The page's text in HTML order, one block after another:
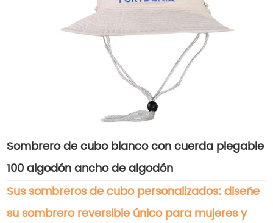
Sombrero de cubo blanco con cuerda plegable
100 algodón ancho de algodón
Sus sombreros de cubo personalizados: diseñe
su sombrero reversible único para mujeres y